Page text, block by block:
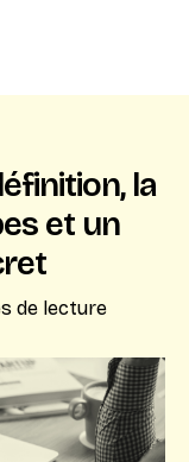
la
et un
de lecture